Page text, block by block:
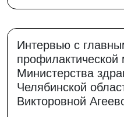
Интервью с
профилактической
Министерства
Челябинской
Викторовной